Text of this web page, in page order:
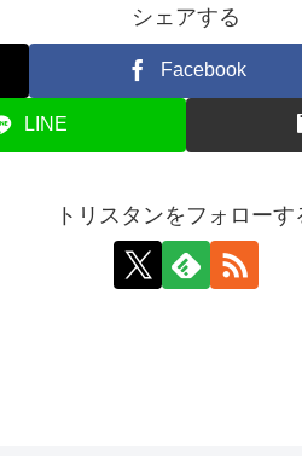
シェアする
Facebook
LINE
トリスタンをフォローす